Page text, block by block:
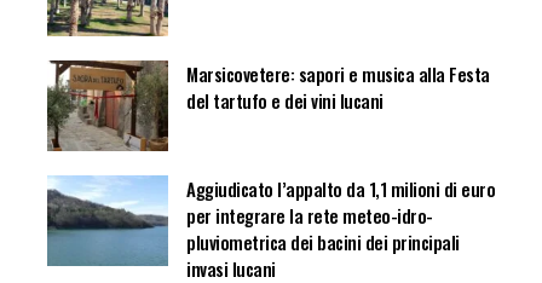
Marsicovetere: sapori e musica alla Festa
del tartufo e dei vini lucani
Aggiudicato l’appalto da 1,1 milioni di euro
per integrare la rete meteo-idro-
pluviometrica dei bacini dei principali
invasi lucani